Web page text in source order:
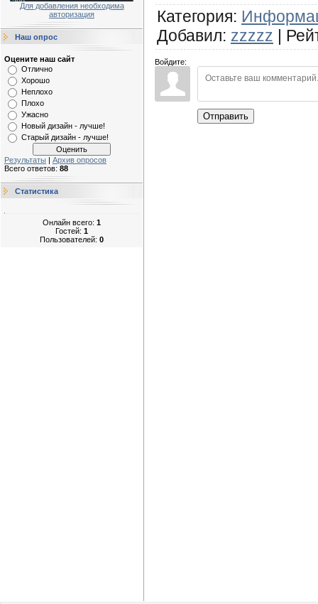
Для добавления необходима
авторизация
Наш опрос
Оцените наш сайт
Отлично
Хорошо
Неплохо
Плохо
Ужасно
Новый дизайн - лучше!
Старый дизайн - лучше!
Результаты | Архив опросов
Всего ответов: 88
Статистика
Онлайн всего: 1
Гостей: 1
Пользователей: 0
Категория:
Добавил: zzzzz |
Войдите:
Отправить